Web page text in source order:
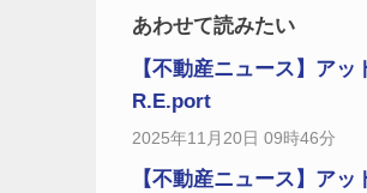
あわせて読みたい
【不動産ニュース】ア
R.E.port
2025年11月20日 09時46分
【不動産ニュース】ア